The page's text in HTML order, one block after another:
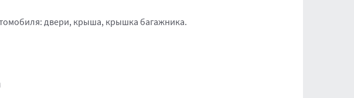
двери, крыша, крышка багажника.